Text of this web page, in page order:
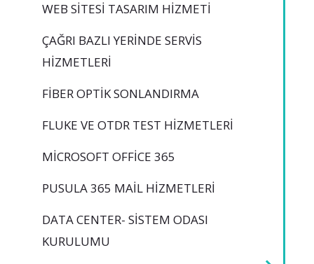
WEB SITESI TASARIM HIZMETI
ÇAĞRI BAZLI YERINDE SERVIS
HIZMETLERI
FIBER OPTIK SONLANDIRMA
FLUKE VE OTDR TEST HIZMETLERI
MICROSOFT OFFICE 365
PUSULA 365 MAIL HIZMETLERI
DATA CENTER- SISTEM ODASI
KURULUMU